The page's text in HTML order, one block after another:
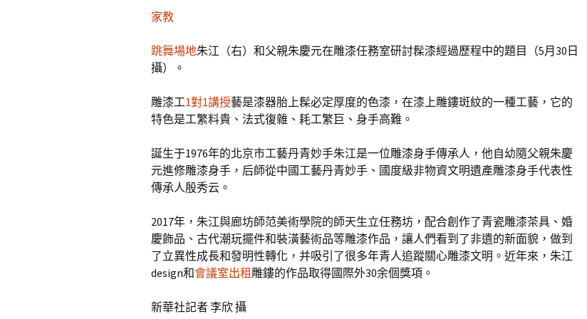
家教
跳舞場地朱江（右）和父親朱慶元在雕漆任務室研討髹漆經過歷程中的題目（5月30日
攝）。
雕漆工1對1講授藝是漆器胎上髹必定厚度的色漆，在漆上雕鏤斑紋的一種工藝，它的
特色是工繁料貴、法式復雜、耗工繁巨、身手高難。
誕生于1976年的北京市工藝丹青妙手朱江是一位雕漆身手傳承人，他自幼隨父親朱慶
元進修雕漆身手，后師從中國工藝丹青妙手、國度級非物資文明遺產雕漆身手代表性
傳承人殷秀云。
2017年，朱江與廊坊師范美術學院的師天生立任務坊，配合創作了青瓷雕漆茶具、婚
慶飾品、古代潮玩擺件和裝潢藝術品等雕漆作品，讓人們看到了非遺的新面貌，做到
了立異性成長和發明性轉化，并吸引了很多年青人追蹤關心雕漆文明。近年來，朱江
design和會議室出租雕鏤的作品取得國際外30余個獎項。
新華社記者 李欣 攝